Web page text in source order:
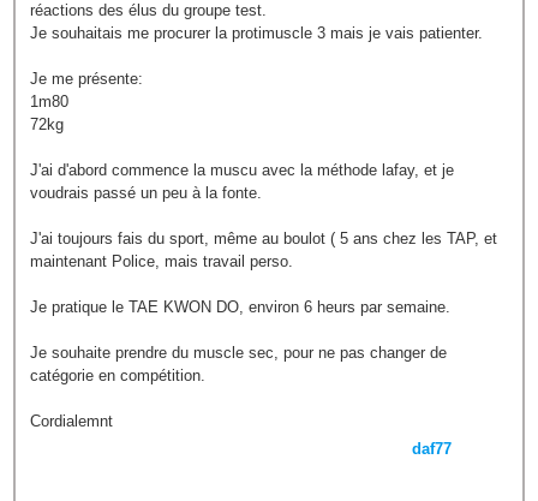
réactions des élus du groupe test.
Je souhaitais me procurer la protimuscle 3 mais je vais patienter.
Je me présente:
1m80
72kg
J'ai d'abord commence la muscu avec la méthode lafay, et je
voudrais passé un peu à la fonte.
J'ai toujours fais du sport, même au boulot ( 5 ans chez les TAP, et
maintenant Police, mais travail perso.
Je pratique le TAE KWON DO, environ 6 heurs par semaine.
Je souhaite prendre du muscle sec, pour ne pas changer de
catégorie en compétition.
Cordialemnt
daf77